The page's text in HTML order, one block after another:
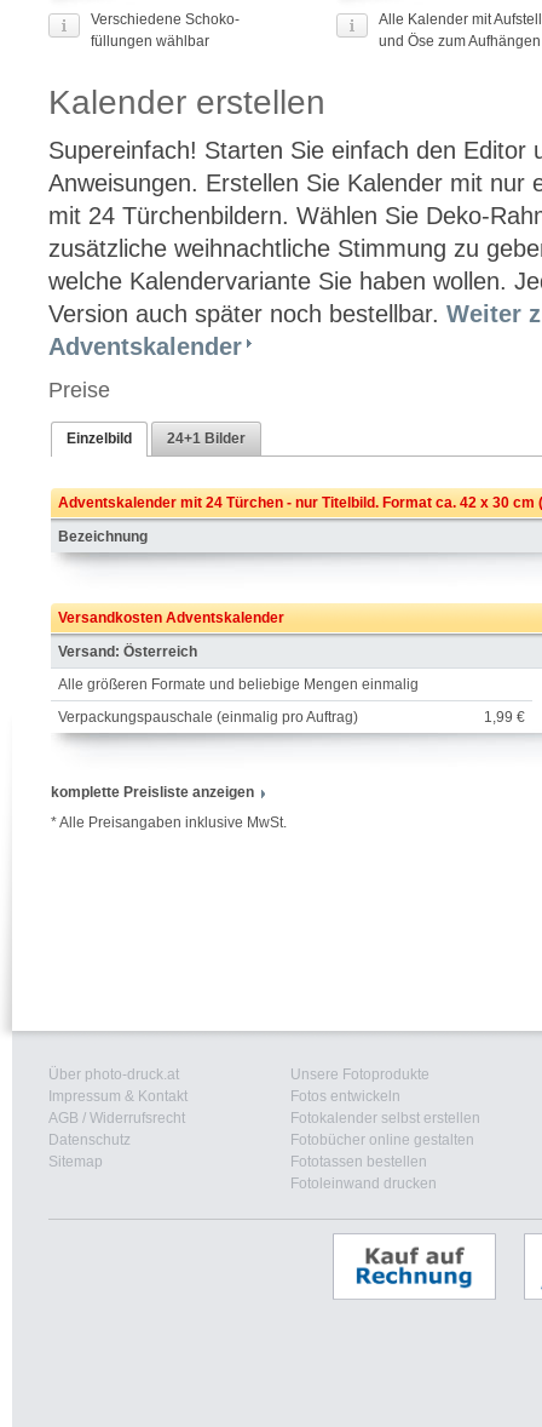
Verschiedene Schoko-
füllungen wählbar
Alle Kalender mit
und Öse zum Aufhängen
Kalender erstellen
Supereinfach! Starten Sie einfach den Editor
Anweisungen. Erstellen Sie Kalender mit nur
mit 24 Türchenbildern. Wählen Sie Deko-
zusätzliche weihnachtliche Stimmung zu
welche Kalendervariante Sie haben wollen.
Version auch später noch bestellbar. Weiter
Adventskalender
Preise
Einzelbild 24+1 Bilder
Adventskalender mit 24 Türchen - nur Titelbild. Format ca. 42 x 30 cm
Bezeichnung
Versandkosten Adventskalender
Versand: Österreich
Alle größeren Formate und beliebige Mengen einmalig
Verpackungspauschale (einmalig pro Auftrag)
1,99 €
komplette Preisliste anzeigen
* Alle Preisangaben inklusive MwSt.
Über photo-druck.at
Impressum & Kontakt
AGB / Widerrufsrecht
Datenschutz
Sitemap
Unsere Fotoprodukte
Fotos entwickeln
Fotokalender selbst erstellen
Fotobücher online gestalten
Fototassen bestellen
Fotoleinwand drucken